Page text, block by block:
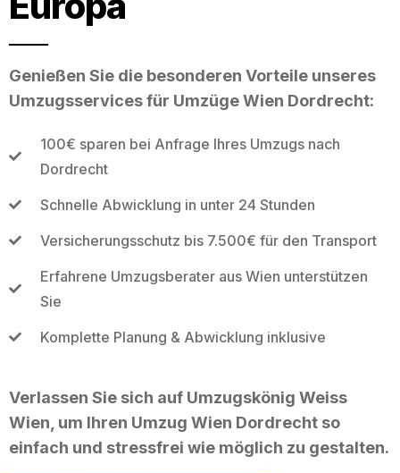
Genießen Sie die besonderen Vorteile unseres
Umzugsservices für Umzüge Wien Dordrecht:
100€ sparen bei Anfrage Ihres Umzugs nach
Dordrecht
Schnelle Abwicklung in unter 24 Stunden
Versicherungsschutz bis 7.500€ für den Transport
Erfahrene Umzugsberater aus Wien unterstützen
Sie
Komplette Planung & Abwicklung inklusive
Verlassen Sie sich auf Umzugskönig Weiss
Wien, um Ihren Umzug Wien Dordrecht so
einfach und stressfrei wie möglich zu gestalten.